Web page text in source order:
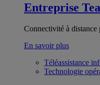
Entreprise
Connectivité à distance
En savoir plus
Téléassistance
Technologie